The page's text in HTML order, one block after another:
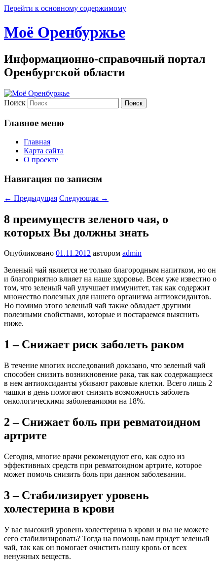
Перейти к основному содержимому
Моё Оренбуржье
Информационно-справочный портал
Оренбургской области
Поиск
Главное меню
Главная
Карта сайта
О проекте
Навигация по записям
← Предыдущая Следующая →
8 преимуществ зеленого чая, о
которых Вы должны знать
Опубликовано 01.11.2012 автором admin
Зеленый чай является не только благородным напитком, но он
и благоприятно влияет на наше здоровье. Всем уже известно о
том, что зеленый чай улучшает иммунитет, так как содержит
множество полезных для нашего организма антиоксидантов.
Но помимо этого зеленый чай также обладает другими
полезными свойствами, которые и постараемся выяснить
ниже.
1 – Снижает риск заболеть раком
В течение многих исследований доказано, что зеленый чай
способен снизить возникновение рака, так как содержащиеся
в нем антиоксиданты убивают раковые клетки. Всего лишь 2
чашки в день помогают снизить возможность заболеть
онкологическими заболеваниями на 18%.
2 – Снижает боль при ревматоидном
артрите
Сегодня, многие врачи рекомендуют его, как одно из
эффективных средств при ревматоидном артрите, которое
может помочь снизить боль при данном заболевании.
3 – Стабилизирует уровень
холестерина в крови
У вас высокий уровень холестерина в крови и вы не можете
сего стабилизировать? Тогда на помощь вам придет зеленый
чай, так как он помогает очистить нашу кровь от всех
ненужных веществ.